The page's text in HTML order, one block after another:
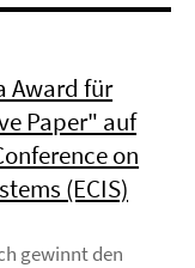
Award für
Paper" auf
on
(ECIS)
gewinnt den